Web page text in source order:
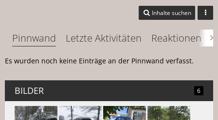
Inhalte suchen
Pinnwand Letzte Aktivitäten Reaktionen
Es wurden noch keine Einträge an der Pinnwand verfasst.
BILDER 6